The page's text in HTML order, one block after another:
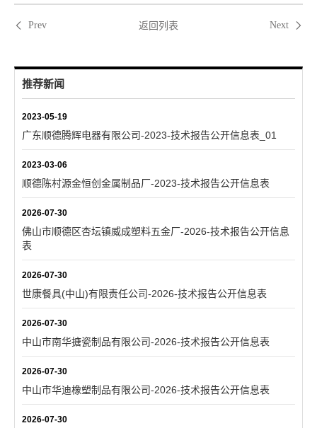
Prev 返回列表 Next
推荐新闻
2023-05-19
广东顺德腾辉电器有限公司-2023-技术报告公开信息表_01
2023-03-06
顺德陈村源金恒创金属制品厂-2023-技术报告公开信息表
2026-07-30
佛山市顺德区杏坛镇威成塑料五金厂-2026-技术报告公开信息
表
2026-07-30
世康餐具(中山)有限责任公司-2026-技术报告公开信息表
2026-07-30
中山市南华搪瓷制品有限公司-2026-技术报告公开信息表
2026-07-30
中山市华迪橡塑制品有限公司-2026-技术报告公开信息表
2026-07-30